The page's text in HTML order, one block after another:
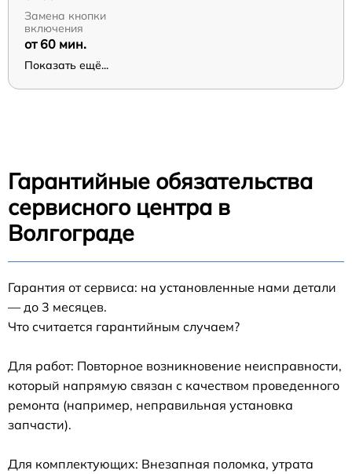
Замена кнопки
включения
от 60 мин.
Показать ещё...
Гарантийные обязательства
сервисного центра в
Волгограде
Гарантия от сервиса: на установленные нами детали
— до 3 месяцев.
Что считается гарантийным случаем?
Для работ: Повторное возникновение неисправности,
который напрямую связан с качеством проведенного
ремонта (например, неправильная установка
запчасти).
Для комплектующих: Внезапная поломка, утрата